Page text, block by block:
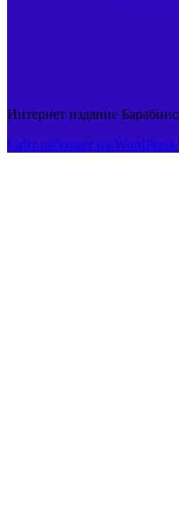
Интернет издание
Сайт работает на WordPress